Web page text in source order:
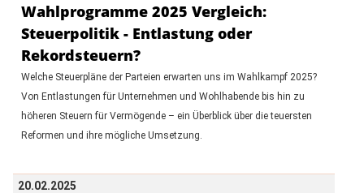
Wahlprogramme 2025 Vergleich:
Steuerpolitik - Entlastung oder
Rekordsteuern?
Welche Steuerpläne der Parteien erwarten uns im Wahlkampf 2025?
Von Entlastungen für Unternehmen und Wohlhabende bis hin zu
höheren Steuern für Vermögende – ein Überblick über die teuersten
Reformen und ihre mögliche Umsetzung.
20.02.2025